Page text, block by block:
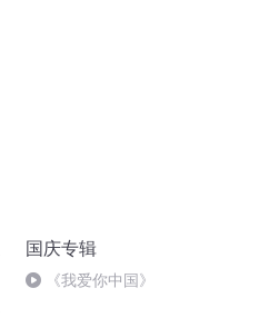
国庆专辑
《我爱你中国》